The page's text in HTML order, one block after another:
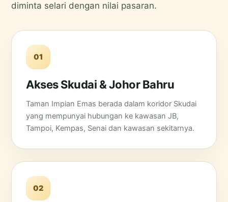
diminta selari dengan nilai pasaran.
01
Akses Skudai & Johor Bahru
Taman Impian Emas berada dalam koridor Skudai
yang mempunyai hubungan ke kawasan JB,
Tampoi, Kempas, Senai dan kawasan sekitarnya.
02